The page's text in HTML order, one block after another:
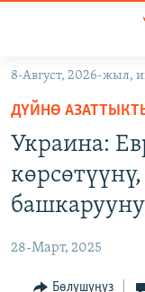
Навигацияга
өтүңүз
Издөөгө
салыңыз
ЖАҢЫЛЫКТАР
КЫРГЫЗСТАН
МАДАНИЯТ
ДҮЙНӨ
УКРАИНА
ТВ ПРОГРАММАЛАР
8-Август, 2026-жыл,
ДҮЙНӨ
Украина:
28-Март, 2025
Бөлүшүңүз